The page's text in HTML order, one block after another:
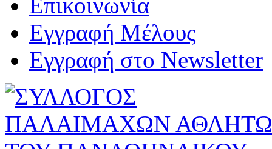
Εγγραφή Μέλους
Εγγραφή στο Newsletter